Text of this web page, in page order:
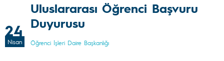
24
Nisan
Uluslararası Öğrenci Başvuru
Duyurusu
Öğrenci İşleri Daire Başkanlığı